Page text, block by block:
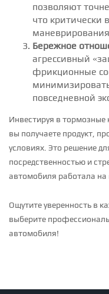
позволяют
что критически
Бережное
агрессивный
фрикционные
повседневной
Инвестируя в тормозные
вы получаете продукт,
условиях. Это решение
посредственностью и
автомобиля работала на
Ощутите уверенность в
выберите
автомобиля!